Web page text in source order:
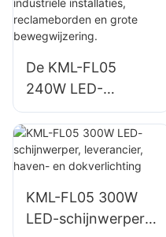
ting.
De KML-FL05
240W LED-
schijnwerper is
geschikt voor
industriële
installaties,
reclameborden en
grote
KML-FL05 300W
LED-schijnwerper,